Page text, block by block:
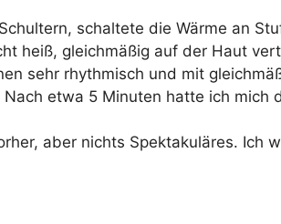
schaltete die Wärme an
heiß, gleichmäßig auf der Haut
sehr rhythmisch und mit
etwa 5 Minuten hatte ich mich
aber nichts Spektakuläres. Ich